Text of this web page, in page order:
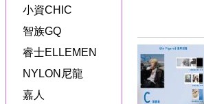
小資CHIC
智族GQ
睿士ELLEMEN
NYLON尼龍
嘉人